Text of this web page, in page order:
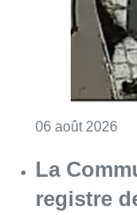
06 août 2026
La
registre